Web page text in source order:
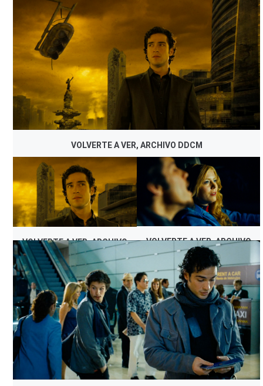
VOLVERTE A VER, ARCHIVO DDCM
VOLVERTE A VER, ARCHIVO
DDCM
VOLVERTE A VER, ARCHIVO
DDCM